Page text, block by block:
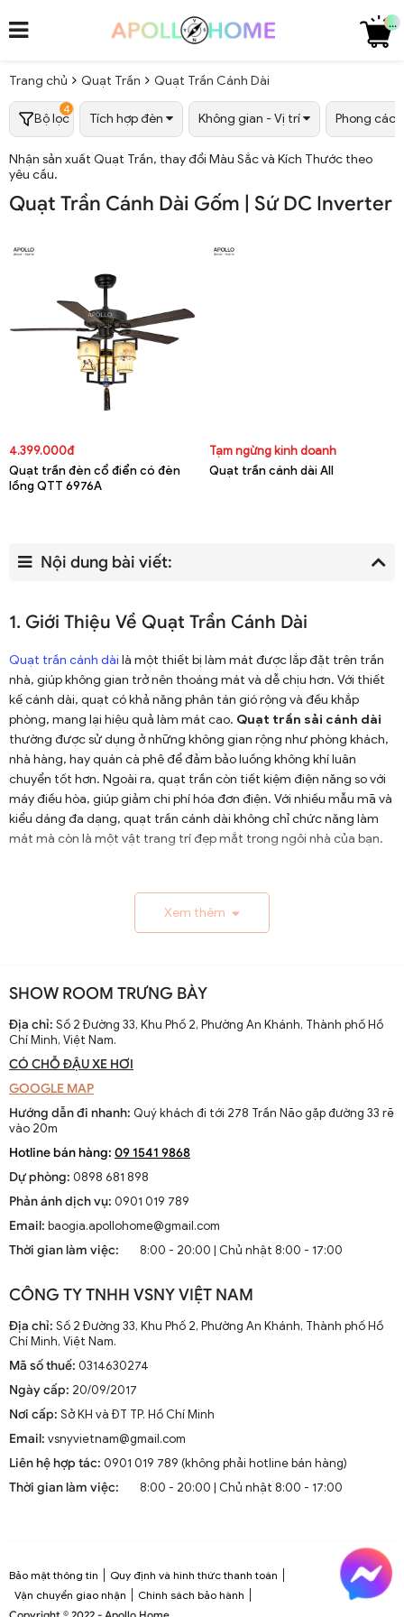
...
Trang chủ Quạt Trần Quạt Trần Cánh Dài
Bộ lọc
4
Tích hợp đèn Không gian - Vị trí Phong
Nhận sản xuất Quạt Trần, thay đổi Màu Sắc và Kích Thước theo
yêu cầu.
Quạt Trần Cánh Dài Gốm | Sứ DC Inverter
4.399.000đ
Quạt trần đèn cổ điển có đèn
lồng QTT 6976A
Tạm ngừng kinh doanh
Quạt trần cánh dài All
Nội dung bài viết:
1. Giới Thiệu Về Quạt Trần Cánh Dài
Quạt trần cánh dài là một thiết bị làm mát được lắp đặt trên trần
nhà, giúp không gian trở nên thoáng mát và dễ chịu hơn. Với thiết
kế cánh dài, quạt có khả năng phân tán gió rộng và đều khắp
phòng, mang lại hiệu quả làm mát cao. Quạt trần sải cánh dài
thường được sử dụng ở những không gian rộng như phòng khách,
nhà hàng, hay quán cà phê để đảm bảo luồng không khí luân
chuyển tốt hơn. Ngoài ra, quạt trần còn tiết kiệm điện năng so với
máy điều hòa, giúp giảm chi phí hóa đơn điện. Với nhiều mẫu mã và
kiểu dáng đa dạng, quạt trần cánh dài không chỉ chức năng làm
mát mà còn là một vật trang trí đẹp mắt trong ngôi nhà của bạn.
1.1. Lịch Sử và Sự Phát Triển
pháp thông gió hiệu quả ở các khu vực nhiệt đới. Ban đầu
được làm thủ công và chạy bằng điện từ pin, chúng
nhanh chóng phát triển với sự tiến bộ của công nghệ
điện.
Sự thay đổi và cải tiến qua các thập kỷ
tiến với thiết kế hiện đại, động cơ mạnh mẽ và khả năng
cứu để nâng cao hiệu suất và thẩm mỹ của sản phẩm.
Xu hướng hiện tại trên thị trường
Hiện nay, quạt trần cánh dài không chỉ là thiết bị làm mát
sống. Chúng kết hợp công nghệ tiên tiến như điều khiển
1.2. Cấu Tạo và Nguyên Lý Hoạt Động
Cấu trúc tổng thể của quạt trần cánh dài
cơ, cánh quạt, bộ điều khiển và thân quạt. Các cánh quạt
được chế tạo từ chất liệu như gỗ, kim loại hoặc
composite để đảm bảo độ bền và hiệu suất.
Nguyên lý hoạt động cơ bản
Động cơ điện làm quay các cánh quạt, tạo ra dòng không
khí tuần hoàn trong không gian phòng.
Xem thêm
SHOW ROOM TRƯNG BÀY
Địa chỉ: Số 2 Đường 33, Khu Phố 2, Phường An Khánh, Thành phố Hồ
Chí Minh, Việt Nam.
CÓ CHỖ ĐẬU XE HƠI
GOOGLE MAP
Hướng dẫn đi nhanh: Quý khách đi tới 278 Trần Não gặp đường 33 rẽ
vào 20m
Hotline bán hàng: 09 1541 9868
Dự phòng: 0898 681 898
Phản ánh dịch vụ: 0901 019 789
Email: baogia.apollohome@gmail.com
Thời gian làm việc:
8:00 - 20:00 | Chủ nhật 8:00 - 17:00
CÔNG TY TNHH VSNY VIỆT NAM
Địa chỉ: Số 2 Đường 33, Khu Phố 2, Phường An Khánh, Thành phố Hồ
Chí Minh, Việt Nam.
Mã số thuế: 0314630274
Ngày cấp: 20/09/2017
Nơi cấp: Sở KH và ĐT TP. Hồ Chí Minh
Email: vsnyvietnam@gmail.com
Liên hệ hợp tác: 0901 019 789 (không phải hotline bán hàng)
Thời gian làm việc:
8:00 - 20:00 | Chủ nhật 8:00 - 17:00
Bảo mật thông tin
Quy định và hình thức thanh toán
Vận chuyển giao nhận
Chính sách bảo hành